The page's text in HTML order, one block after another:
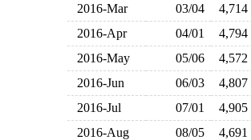
2016-Mar
03/04 4,714
2016-Apr
04/01 4,794
2016-May
05/06 4,572
2016-Jun
06/03 4,807
2016-Jul
07/01 4,905
2016-Aug
08/05 4,691